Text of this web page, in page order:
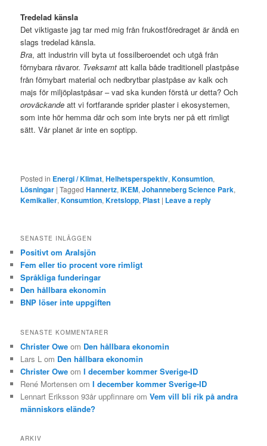
Tredelad känsla
Det viktigaste jag tar med mig från frukostföredraget är ändå en
slags tredelad känsla.
Bra, att industrin vill byta ut fossilberoendet och utgå från
förnybara råvaror. Tveksamt att kalla både traditionell plastpåse
från förnybart material och nedbrytbar plastpåse av kalk och
majs för miljöplastpåsar – vad ska kunden förstå ur detta? Och
oroväckande att vi fortfarande sprider plaster i ekosystemen,
som inte hör hemma där och som inte bryts ner på ett rimligt
sätt. Vår planet är inte en soptipp.
Posted in Energi / Klimat,Helhetsperspektiv,Konsumtion,
Lösningar |Tagged Hannertz,IKEM,Johanneberg Science Park,
Kemikalier,Konsumtion,Kretslopp, Plast | Leave a reply
SENASTE INLÄGGEN
Positivt om Aralsjön
Fem eller tio procent vore rimligt
Språkliga funderingar
Den hållbara ekonomin
BNP löser inte uppgiften
SENASTE KOMMENTARER
Christer Owe om Den hållbara ekonomin
Lars L om Den hållbara ekonomin
Christer Owe omI december kommer Sverige-ID
René Mortensen omI december kommer Sverige-ID
Lennart Eriksson 93år uppfinnare omVem vill bli rik på andra
människors elände?
ARKIV